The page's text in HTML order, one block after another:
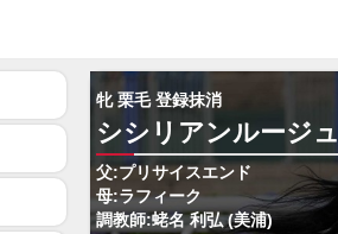
牝 栗毛 登録抹消
シシリアンルージュ
父:プリサイスエンド
母:ラフィーク
調教師:蛯名 利弘 (美浦)